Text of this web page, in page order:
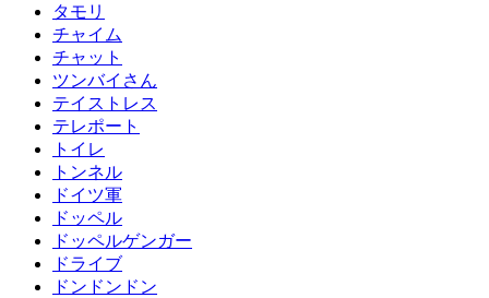
タモリ
チャイム
チャット
ツンバイさん
テイストレス
テレポート
トイレ
トンネル
ドイツ軍
ドッペル
ドッペルゲンガー
ドライブ
ドンドンドン